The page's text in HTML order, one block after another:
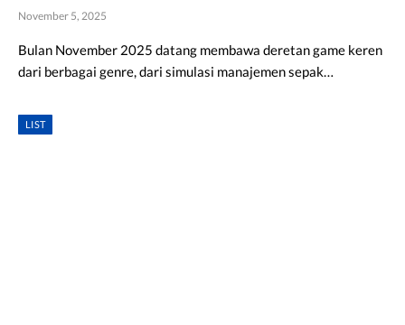
November 5, 2025
Bulan November 2025 datang membawa deretan game keren
dari berbagai genre, dari simulasi manajemen sepak…
LIST